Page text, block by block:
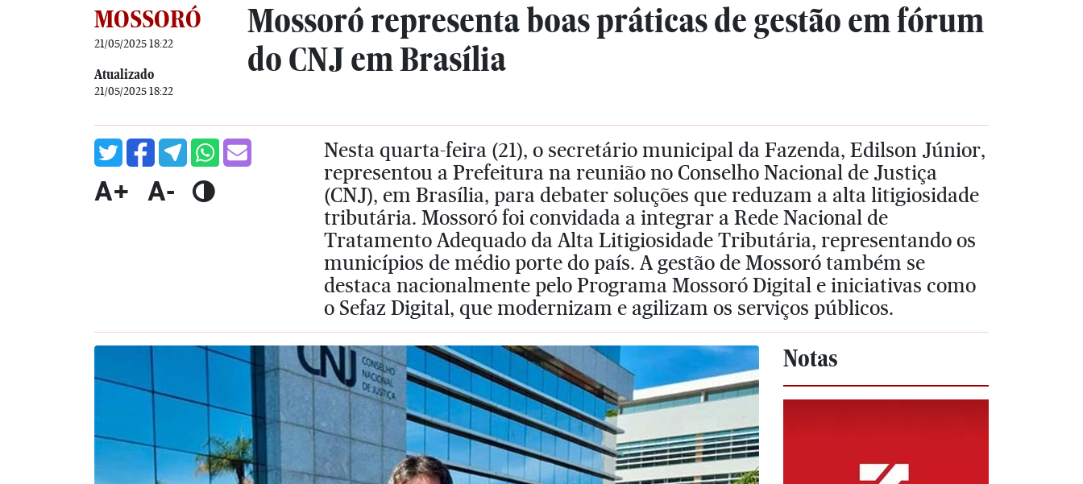
MOSSORÓ
21/05/2025 18:22
Atualizado
21/05/2025 18:22
Mossoró representa boas práticas de gestão em fórum
do CNJ em Brasília
A+ A-
Nesta quarta-feira (21), o secretário municipal da Fazenda, Edilson Júnior,
representou a Prefeitura na reunião no Conselho Nacional de Justiça
(CNJ), em Brasília, para debater soluções que reduzam a alta litigiosidade
tributária. Mossoró foi convidada a integrar a Rede Nacional de
Tratamento Adequado da Alta Litigiosidade Tributária, representando os
municípios de médio porte do país. A gestão de Mossoró também se
destaca nacionalmente pelo Programa Mossoró Digital e iniciativas como
o Sefaz Digital, que modernizam e agilizam os serviços públicos.
Notas